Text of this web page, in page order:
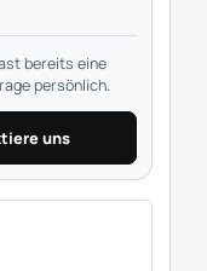
bereits eine
persönlich.
uns